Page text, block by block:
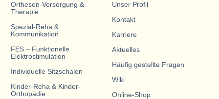
Orthesen-Versorgung &
Therapie
Spezial-Reha &
Kommunikation
FES – Funktionelle
Elektrostimulation
Individuelle Sitzschalen
Kinder-Reha & Kinder-
Orthopädie
Unser Profil
Kontakt
Karriere
Aktuelles
Häufig gestellte Fragen
Wiki
Online-Shop